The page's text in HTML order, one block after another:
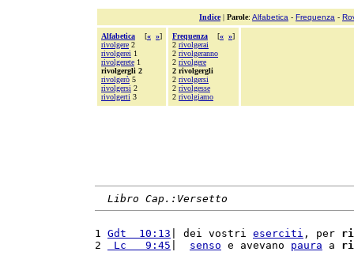
Indice| Parole: Alfabetica - Frequenza -
Alfabetica [« »]
rivolgere 2
rivolgerei 1
rivolgerete 1
rivolgergli 2
rivolgerò 5
rivolgersi 2
rivolgerti 3
Frequenza [« »]
2 rivolgerai
2 rivolgeranno
2 rivolgere
2 rivolgergli
2 rivolgersi
2 rivolgesse
2 rivolgiamo
Libro Cap.:Versetto
1 Gdt  10:13 | dei vostri eserciti , per
2
Lc   9:45 senso e avevano paura a